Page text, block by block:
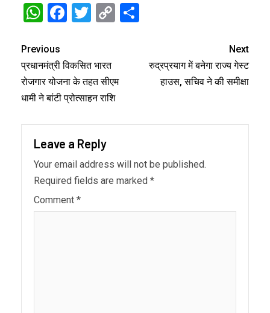
WhatsApp
Facebook
Twitter
Copy
Previous
प्रधानमंत्री विकसित भारत
रोजगार योजना के तहत सीएम
धामी ने बांटी प्रोत्साहन राशि
Next
रुद्रप्रयाग में बनेगा राज्य गेस्ट
हाउस, सचिव ने की समीक्षा
Leave a Reply
Your email address will not be published.
Required fields are marked *
Comment *